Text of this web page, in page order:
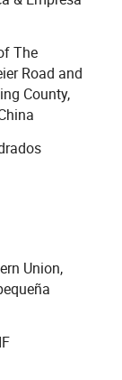
en Anping
son
puede
en términos
la
largo plazo
de todo el
le traen los
consulta de
The
Road and
County,
Union,